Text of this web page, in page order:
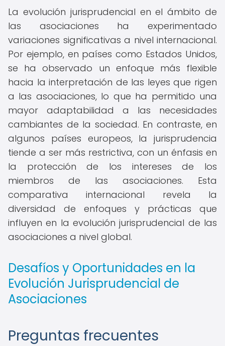
La evolución jurisprudencial en el ámbito de
las asociaciones ha experimentado
variaciones significativas a nivel internacional.
Por ejemplo, en países como Estados Unidos,
se ha observado un enfoque más flexible
hacia la interpretación de las leyes que rigen
a las asociaciones, lo que ha permitido una
mayor adaptabilidad a las necesidades
cambiantes de la sociedad. En contraste, en
algunos países europeos, la jurisprudencia
tiende a ser más restrictiva, con un énfasis en
la protección de los intereses de los
miembros de las asociaciones. Esta
comparativa internacional revela la
diversidad de enfoques y prácticas que
influyen en la evolución jurisprudencial de las
asociaciones a nivel global.
Desafíos y Oportunidades en la
Evolución Jurisprudencial de
Asociaciones
Preguntas frecuentes